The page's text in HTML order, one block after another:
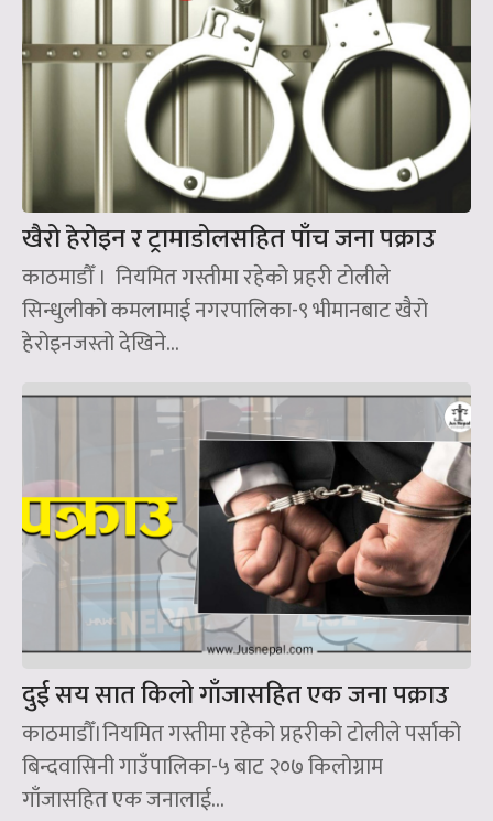
खैरो हेरोइन र ट्रामाडोलसहित पाँच जना पक्राउ
काठमाडौँ । नियमित गस्तीमा रहेको प्रहरी टोलीले
सिन्धुलीको कमलामाई नगरपालिका-९ भीमानबाट खैरो
हेरोइनजस्तो देखिने...
दुई सय सात किलो गाँजासहित एक जना पक्राउ
काठमाडौँ।नियमित गस्तीमा रहेको प्रहरीको टोलीले पर्साको
बिन्दवासिनी गाउँपालिका-५ बाट २०७ किलोग्राम
गाँजासहित एक जनालाई...